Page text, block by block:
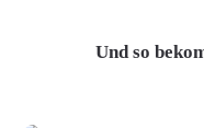
Und so